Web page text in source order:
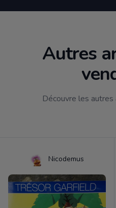
Autres
Découvre les
Nicodemus